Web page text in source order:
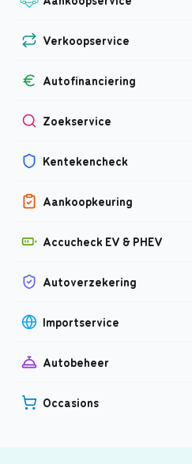
Verkoopservice
Autofinanciering
Zoekservice
Kentekencheck
Aankoopkeuring
Accucheck EV & PHEV
Autoverzekering
Importservice
Autobeheer
Occasions